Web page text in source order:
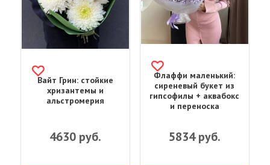
Вайт Грин: стойкие
хризантемы и
альстромерия
4630 руб.
Флаффи маленький:
сиреневый букет из
гипсофилы + аквабокс
и переноска
5834руб.